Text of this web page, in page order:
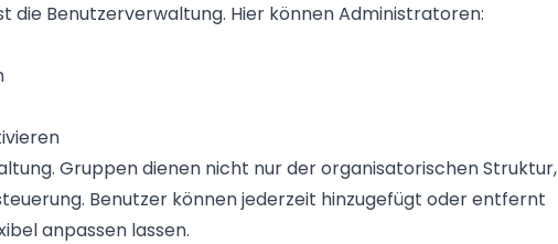
die Benutzerverwaltung. Hier können Administratoren:
Gruppen dienen nicht nur der organisatorischen Struktur,
Benutzer können jederzeit hinzugefügt oder entfernt
anpassen lassen.